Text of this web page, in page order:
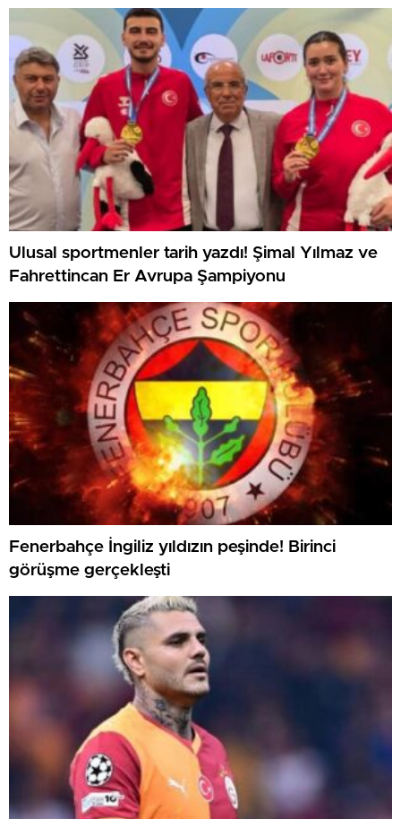
Ulusal sportmenler tarih yazdı! Şimal Yılmaz ve
Fahrettincan Er Avrupa Şampiyonu
Fenerbahçe İngiliz yıldızın peşinde! Birinci
görüşme gerçekleşti